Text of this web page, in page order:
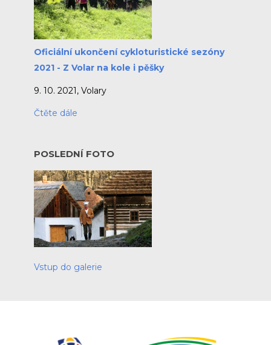
Oficiální ukončení cykloturistické sezóny
2021 - Z Volar na kole i pěšky
9. 10. 2021, Volary
Čtěte dále
POSLEDNÍ FOTO
Vstup do galerie